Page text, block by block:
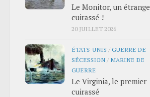
Le Monitor, un étrange
cuirassé !
20 JUILLET 2026
ÉTATS-UNIS /GUERRE DE
SÉCESSION / MARINE DE
GUERRE
Le Virginia, le premier
cuirassé